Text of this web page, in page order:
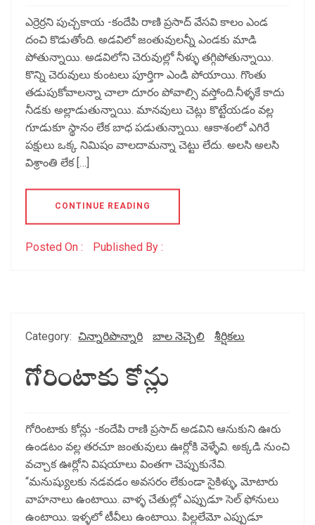
ఎర్రెర్రని పుచ్చకాయ -కందేపి రాణి ప్రసాద్ వేసవి కాలం ఎండ
దంచి కొడుతోంది. అడవిలో జంతువులన్నీ ఎండకు మాడి
పోతున్నాయి. అడవిలోని చెరువుల్లో నీళ్ళు తగ్గిపోతున్నాయి.
కొన్ని చెరువులు కుంటలు పూర్తిగా ఎండి పోయాయి. గొంతు
తడుపుకోవాలన్నా చాలా దూరం పోవాల్సి వస్తోంది.నీళ్ళకే కాదు
నీడకు అల్లాడుతున్నాయి. మానవులు చెట్లు కొట్టేయడం వల్ల
గూడుకూ స్థానం లేక బాధ పడుతున్నాయి. ఆకాశంలో ఎగిరే
పక్షులు ఒక్క నిమిషం వాలదామన్నా చెట్టు లేదు. అలసి అలసి
విశ్రాంతి లేక […]
CONTINUE READING
Posted On : Published By :
Category: చిన్నారిపొన్నారి బాల నెచ్చెలి శీర్షికలు
గోరింటాకు కోన్లు
గోరింటాకు కోన్లు -కందేపి రాణి ప్రసాద్ అడవిని ఆనుకుని ఊరు
ఉండటం వల్ల తరచూ జంతువులు ఊర్లోకి వెళ్ళేవి. అక్కడి నుంచి
వచ్చాక ఊర్లోని విషయాలు వింతగా చెప్పుకునేవి.
“మనుష్యులకు నడవడం అవసరం లేకుండా సైకిళ్ళు, మోటారు
వాహనాలు ఉంటాయి. వాళ్ళ చేతుల్లో ఎప్పుడూ సెల్ ఫోనులు
ఉంటాయి. ఇళ్ళలో టీవీలు ఉంటాయి. పిల్లలేమో ఎప్పుడూ